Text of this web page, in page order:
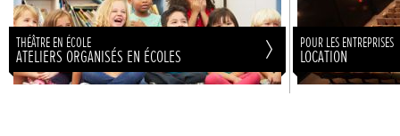
THÉÂTRE EN ÉCOLE
ATELIERS ORGANISÉS EN ÉCOLES
POUR LES ENTREPRISES
LOCATION